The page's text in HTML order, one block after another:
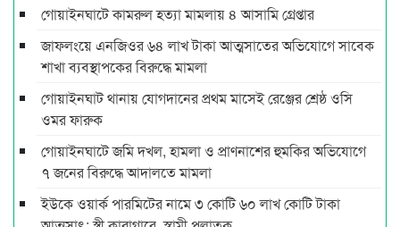
গোয়াইনঘাটে কামরুল হত্যা মামলায় ৪ আসামি গ্রেপ্তার
জাফলংয়ে এনজিওর ৬৪ লাখ টাকা আত্মসাতের অভিযোগে সাবেক
শাখা ব্যবস্থাপকের বিরুদ্ধে মামলা
গোয়াইনঘাট থানায় যোগদানের প্রথম মাসেই রেঞ্জের শ্রেষ্ঠ ওসি
ওমর ফারুক
গোয়াইনঘাটে জমি দখল, হামলা ও প্রাণনাশের হুমকির অভিযোগে
৭ জনের বিরুদ্ধে আদালতে মামলা
ইউকে ওয়ার্ক পারমিটের নামে ৩ কোটি ৬০ লাখ কোটি টাকা